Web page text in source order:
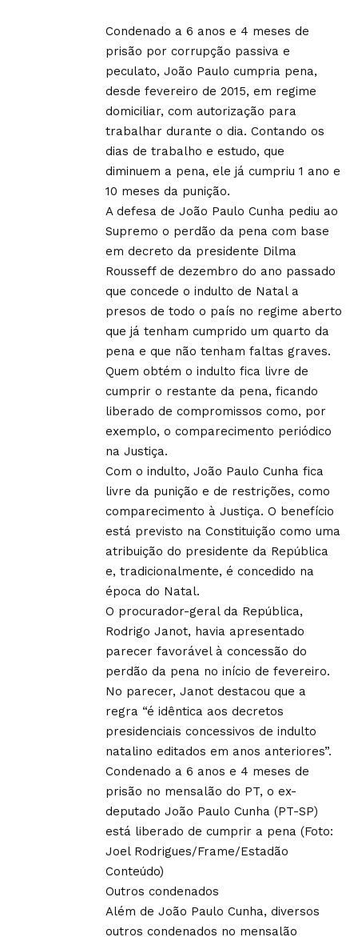
Condenado a 6 anos e 4 meses de
prisão por corrupção passiva e
peculato, João Paulo cumpria pena,
desde fevereiro de 2015, em regime
domiciliar, com autorização para
trabalhar durante o dia. Contando os
dias de trabalho e estudo, que
diminuem a pena, ele já cumpriu 1 ano e
10 meses da punição.
A defesa de João Paulo Cunha pediu ao
Supremo o perdão da pena com base
em decreto da presidente Dilma
Rousseff de dezembro do ano passado
que concede o indulto de Natal a
presos de todo o país no regime aberto
que já tenham cumprido um quarto da
pena e que não tenham faltas graves.
Quem obtém o indulto fica livre de
cumprir o restante da pena, ficando
liberado de compromissos como, por
exemplo, o comparecimento periódico
na Justiça.
Com o indulto, João Paulo Cunha fica
livre da punição e de restrições, como
comparecimento à Justiça. O benefício
está previsto na Constituição como uma
atribuição do presidente da República
e, tradicionalmente, é concedido na
época do Natal.
O procurador-geral da República,
Rodrigo Janot, havia apresentado
parecer favorável à concessão do
perdão da pena no início de fevereiro.
No parecer, Janot destacou que a
regra “é idêntica aos decretos
presidenciais concessivos de indulto
natalino editados em anos anteriores”.
Condenado a 6 anos e 4 meses de
prisão no mensalão do PT, o ex-
deputado João Paulo Cunha (PT-SP)
está liberado de cumprir a pena (Foto:
Joel Rodrigues/Frame/Estadão
Conteúdo)
Outros condenados
Além de João Paulo Cunha, diversos
outros condenados no mensalão